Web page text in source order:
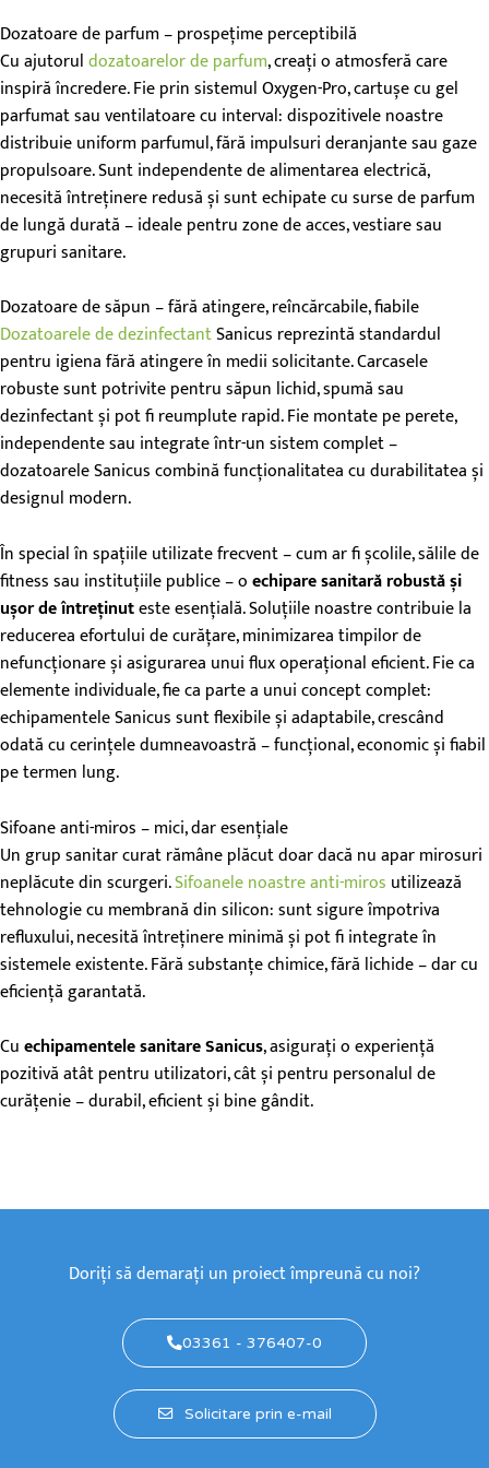
Dozatoare de parfum – prospețime perceptibilă
Cu ajutoruldozatoarelor de parfum, creați o atmosferă care
inspiră încredere. Fie prin sistemul Oxygen-Pro, cartușe cu gel
parfumat sau ventilatoare cu interval: dispozitivele noastre
distribuie uniform parfumul, fără impulsuri deranjante sau gaze
propulsoare. Sunt independente de alimentarea electrică,
necesită întreținere redusă și sunt echipate cu surse de parfum
de lungă durată – ideale pentru zone de acces, vestiare sau
grupuri sanitare.
Dozatoare de săpun – fără atingere, reîncărcabile, fiabile
Dozatoarele de dezinfectantSanicus reprezintă standardul
pentru igiena fără atingere în medii solicitante. Carcasele
robuste sunt potrivite pentru săpun lichid, spumă sau
dezinfectant și pot fi reumplute rapid. Fie montate pe perete,
independente sau integrate într-un sistem complet –
dozatoarele Sanicus combină funcționalitatea cu durabilitatea și
designul modern.
În special în spațiile utilizate frecvent – cum ar fi școlile, sălile de
fitness sau instituțiile publice – oechipare sanitară robustă și
ușor de întreținuteste esențială. Soluțiile noastre contribuie la
reducerea efortului de curățare, minimizarea timpilor de
nefuncționare și asigurarea unui flux operațional eficient. Fie ca
elemente individuale, fie ca parte a unui concept complet:
echipamentele Sanicus sunt flexibile și adaptabile, crescând
odată cu cerințele dumneavoastră – funcțional, economic și fiabil
pe termen lung.
Sifoane anti-miros – mici, dar esențiale
Un grup sanitar curat rămâne plăcut doar dacă nu apar mirosuri
neplăcute din scurgeri.Sifoanele noastre anti-miros utilizează
tehnologie cu membrană din silicon: sunt sigure împotriva
refluxului, necesită întreținere minimă și pot fi integrate în
sistemele existente. Fără substanțe chimice, fără lichide – dar cu
eficiență garantată.
Cuechipamentele sanitare Sanicus, asigurați o experiență
pozitivă atât pentru utilizatori, cât și pentru personalul de
curățenie – durabil, eficient și bine gândit.
Doriți să demarați un proiect împreună cu noi?
03361 - 376407-0
Solicitare prin e-mail